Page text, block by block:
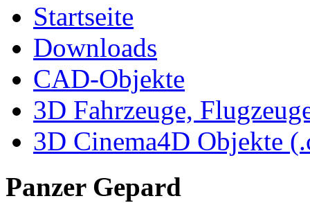
Startseite
Downloads
CAD-Objekte
3D Fahrzeuge,
3D Cinema4D Objekte
Panzer Gepard